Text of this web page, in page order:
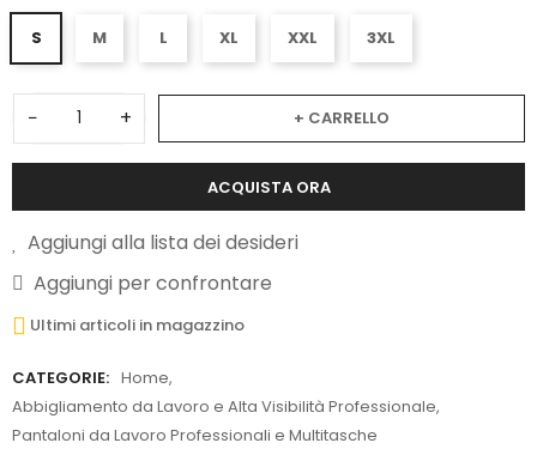
S M L XL XXL 3XL
− + + CARRELLO
ACQUISTA ORA
Aggiungi alla lista dei desideri
Aggiungi per confrontare
Ultimi articoli in magazzino
CATEGORIE: Home,
Abbigliamento da Lavoro e Alta Visibilità Professionale,
Pantaloni da Lavoro Professionali e Multitasche